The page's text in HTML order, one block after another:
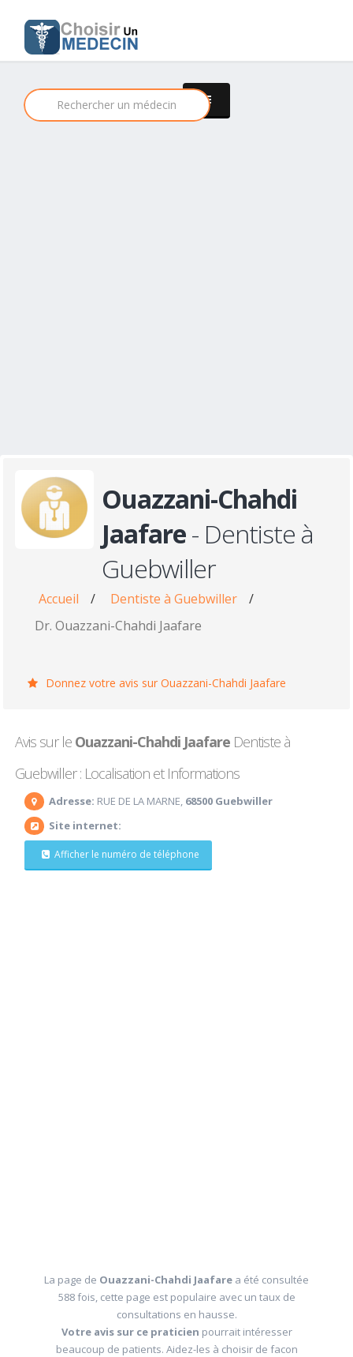
Ouazzani-Chahdi
Jaafare- Dentiste à
Guebwiller
Accueil / Dentiste à Guebwiller
/
Dr. Ouazzani-Chahdi Jaafare
Donnez votre avis sur Ouazzani-Chahdi Jaafare
Avis sur le Ouazzani-Chahdi Jaafare Dentiste à
Guebwiller : Localisation et Informations
Adresse: RUE DE LA MARNE, 68500 Guebwiller
Site internet:
Afficher le numéro de téléphone
La page de Ouazzani-Chahdi Jaafare a été consultée
588 fois, cette page est populaire avec un taux de
consultations en hausse.
Votre avis sur ce praticien pourrait intéresser
beaucoup de patients. Aidez-les à choisir de facon